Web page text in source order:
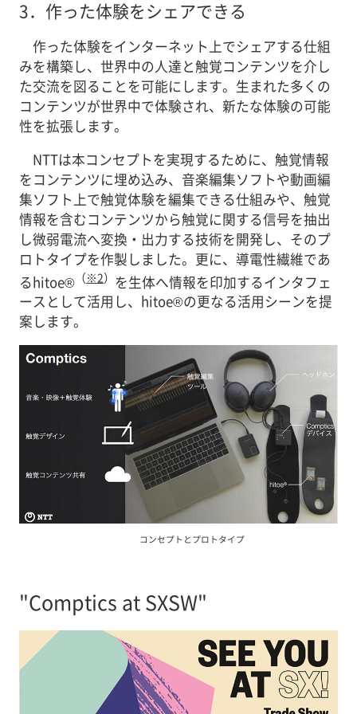
3． 作った体験をシェアできる
作った体験をインターネット上でシェアする仕組
みを構築し、世界中の人達と触覚コンテンツを介し
た交流を図ることを可能にします。生まれた多くの
コンテンツが世界中で体験され、新たな体験の可能
性を拡張します。
NTTは本コンセプトを実現するために、触覚情報
をコンテンツに埋め込み、音楽編集ソフトや動画編
集ソフト上で触覚体験を編集できる仕組みや、触覚
情報を含むコンテンツから触覚に関する信号を抽出
し微弱電流へ変換・出力する技術を開発し、そのプ
ロトタイプを作製しました。更に、導電性繊維であ
るhitoe® （※2） を生体へ情報を印加するインタフェ
ースとして活用し、hitoe®の更なる活用シーンを提
案します。
コンセプトとプロトタイプ
"Comptics at SXSW"